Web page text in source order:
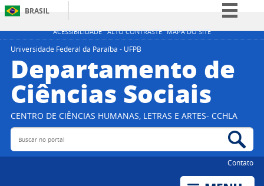
ACESSIBILIDADE ALTO CONTRASTE MAPA DO SITE
BRASIL
Simplifique!
Participe
Acesso à informação
Legislação
Universidade Federal da Paraíba - UFPB
Departamento de
Ciências Sociais
CENTRO DE CIÊNCIAS HUMANAS, LETRAS E ARTES- CCHLA
Buscar no portal
Contato